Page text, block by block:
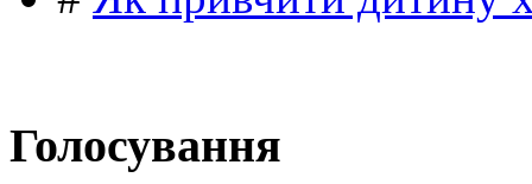
Голосування